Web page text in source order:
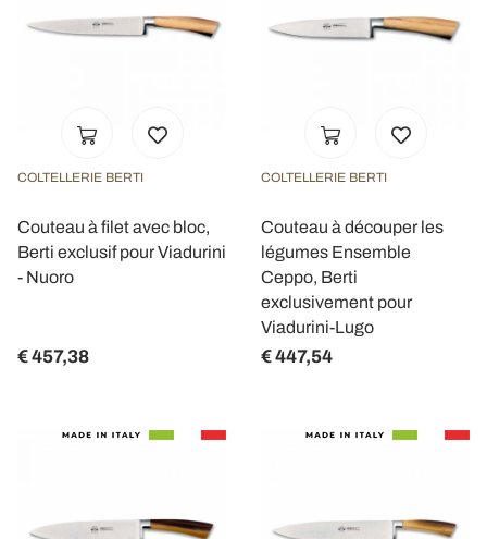
COLTELLERIE BERTI
Couteau à filet avec bloc,
Berti exclusif pour Viadurini
- Nuoro
€ 457,38
COLTELLERIE BERTI
Couteau à découper les
légumes Ensemble
Ceppo, Berti
exclusivement pour
Viadurini-Lugo
€ 447,54